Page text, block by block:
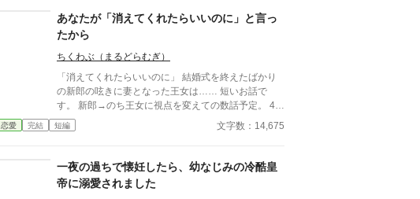
りの証拠を集め、かつての仲間や信頼できる協力者た
ちと連携しながら、会社を立て直すための計画を進め
砕く覚悟でもあった。 取締役会での対決、揺れる社
内外の信頼、そして壊れた夫婦の絆の果てに待つのは
――。 自分の誇りと未来を取り戻すため、すべてを
賭けて挑む奏の闘い。復讐の果てに見える新たな希望
と、繊細な人間ドラマが交錯する物語がここに。
あなたが「消えてくれたらいいのに」と言っ
たから
ちくわぶ（まるどらむぎ）
「消えてくれたらいいのに」 結婚式を終えたばかり
の新郎の呟きに妻となった王女は…… 短いお話で
す。 新郎→のち王女に視点を変えての数話予定。 4/1
6 一話目訂正しました。『一人娘』→『第一王女』
恋愛 完結 短編 文字数：14,675
一夜の過ちで懐妊したら、幼なじみの冷酷皇
帝に溺愛されました